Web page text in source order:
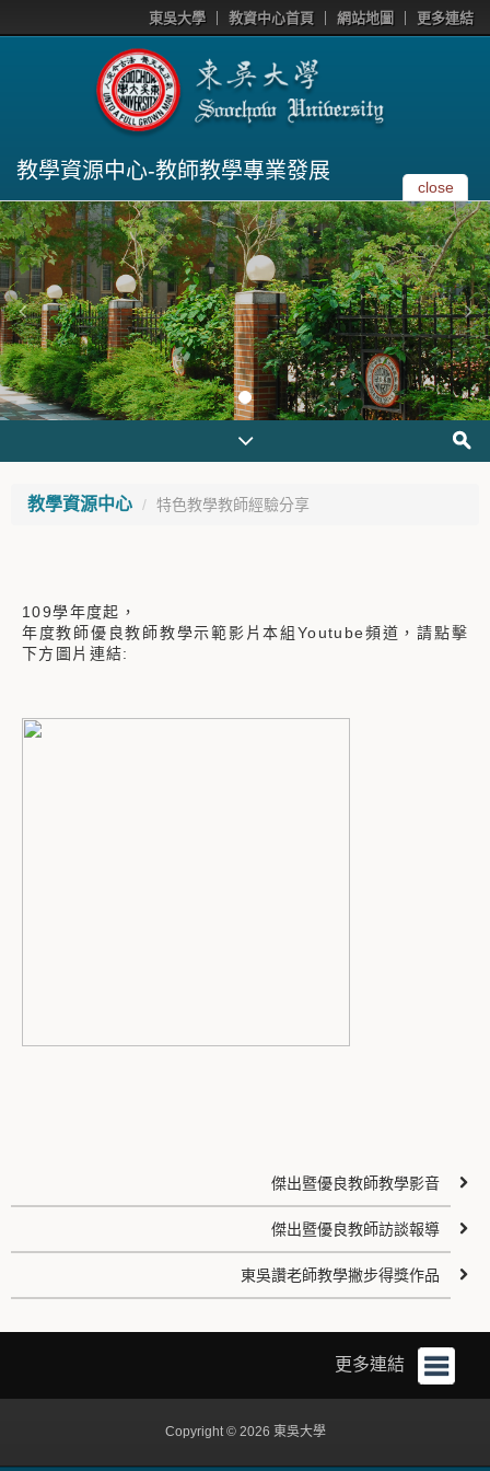
東吳大學 教資中心首頁 網站地圖 更多連結
教學資源中心-教師教學專業發展
close
教學資源中心 特色教學教師經驗分享
109學年度起，
年度教師優良教師教學示範影片本組Youtube頻道，請點擊
下方圖片連結:
傑出暨優良教師教學影音
傑出暨優良教師訪談報導
東吳讚老師教學撇步得獎作品
更多連結
Copyright © 2026 東吳大學